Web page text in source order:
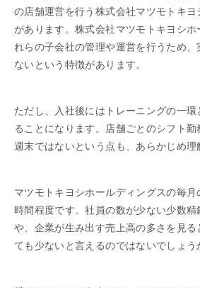
の店舗運営を行う株式会社マツモトキヨ
があります。株式会社マツモトキヨシホ
れらの子会社の管理や運営を行うため
ないという特徴があります。
ただし、入社後にはトレーニングの一
ることになります。店舗ごとのシフト
週末ではないという点も、あらかじめ理
マツモトキヨシホールディングスの毎
時間程度です。社員の数が少ない少数
や、企業が生み出す売上高の多さを見る
ても少ないと言えるのではないでしょう